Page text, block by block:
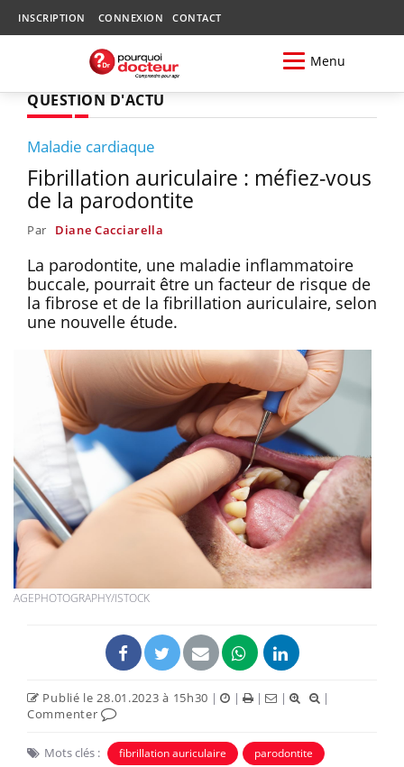
INSCRIPTION CONNEXION CONTACT
Menu
QUESTION D'ACTU
Maladie cardiaque
Fibrillation auriculaire : méfiez-vous
de la parodontite
Par Diane Cacciarella
La parodontite, une maladie inflammatoire
buccale, pourrait être un facteur de risque de
la fibrose et de la fibrillation auriculaire, selon
une nouvelle étude.
AGEPHOTOGRAPHY/ISTOCK
Publié le 28.01.2023 à 15h30 | | | |
|
Commenter
Mots clés : fibrillation auriculaire
parodontite